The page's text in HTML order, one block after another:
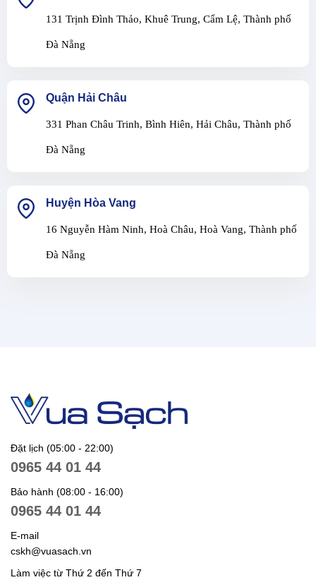
131 Trịnh Đình Thảo, Khuê Trung, Cẩm Lệ, Thành phố
Đà Nẵng
Quận Hải Châu
331 Phan Châu Trinh, Bình Hiên, Hải Châu, Thành phố
Đà Nẵng
Huyện Hòa Vang
16 Nguyễn Hàm Ninh, Hoà Châu, Hoà Vang, Thành phố
Đà Nẵng
Đặt lịch (05:00 - 22:00)
0965 44 01 44
Bảo hành (08:00 - 16:00)
0965 44 01 44
E-mail
cskh@vuasach.vn
Làm việc từ Thứ 2 đến Thứ 7